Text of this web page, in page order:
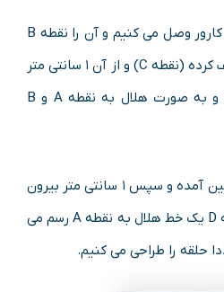
از نقطه A یک خط صاف به کارور وصل می کنیم و آن را نقطه B
می نامیم. خط A تا B را نصف کرده (نقطه C) و از آن ۱ سانتی متر
به سمت داخل لباس رفته و به صورت هلال به نقطه A و B
از خط کارور ۲ سانتی متر پایین آمده و سپس ۱ سانتی متر بیرون
می رویم (نقطه D) و از نقطه D یک خط هلال به نقطه A رسم می